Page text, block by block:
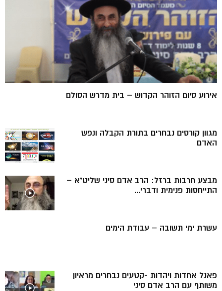
אירוע סיום הזוהר הקדוש – בית מדרש הסולם
מגוון קורסים נבחרים בתורת הקבלה ונפש
האדם
מבצע חרבות ברזל: הרב אדם סיני שליט”א –
התייחסות פנימית ודברי...
עשרת ימי תשובה – עבודת הימים
פאנל אחדות ויהדות -קטעים נבחרים מראיון
משותף עם הרב אדם סיני